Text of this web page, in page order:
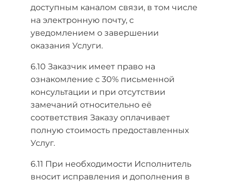
доступным каналом связи, в том числе
на электронную почту, с
уведомлением о завершении
оказания Услуги.
6.10 Заказчик имеет право на
ознакомление с 30% письменной
консультации и при отсутствии
замечаний относительно её
соответствия Заказу оплачивает
полную стоимость предоставленных
Услуг.
6.11 При необходимости Исполнитель
вносит исправления и дополнения в